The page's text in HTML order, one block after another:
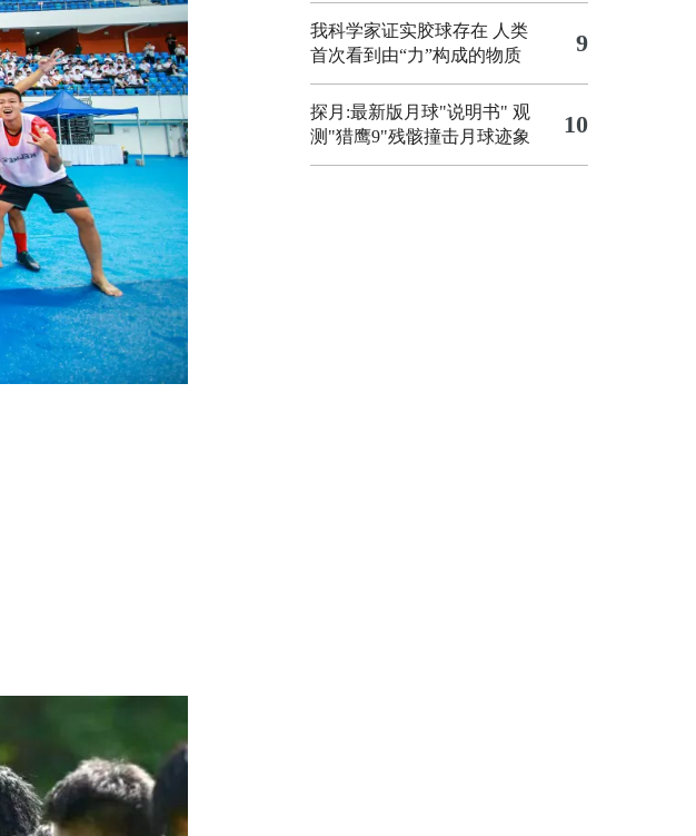
我科学家证实胶球存在 人类
首次看到由“力”构成的物质
9
探月:最新版月球"说明书" 观
测"猎鹰9"残骸撞击月球迹象
10